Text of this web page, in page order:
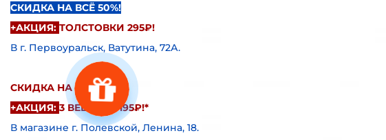
СКИДКА НА ВСЁ 50%!
+АКЦИЯ: ТОЛСТОВКИ 295₽!
В г. Первоуральск, Ватутина, 72А.
СКИДКА НА ВСЁ 80%!
+АКЦИЯ: 3 ВЕЩИ ЗА 195₽!*
В магазине г. Полевской, Ленина, 18.